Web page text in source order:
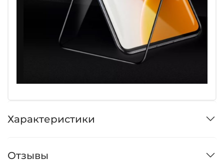
Характеристики
Отзывы